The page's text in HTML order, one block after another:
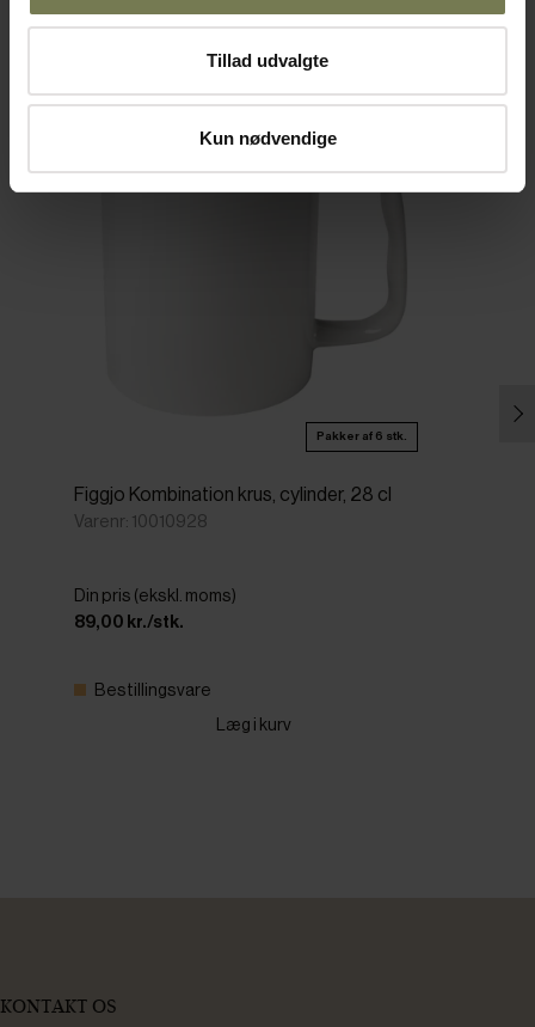
Tillad udvalgte
Kun nødvendige
Omtanke
Pakker af 6 stk.
Figgjo Kombination krus, cylinder, 28 cl
Varenr: 10010928
Din pris (ekskl. moms)
89,00 kr./stk.
Bestillingsvare
Læg i kurv
KONTAKT OS